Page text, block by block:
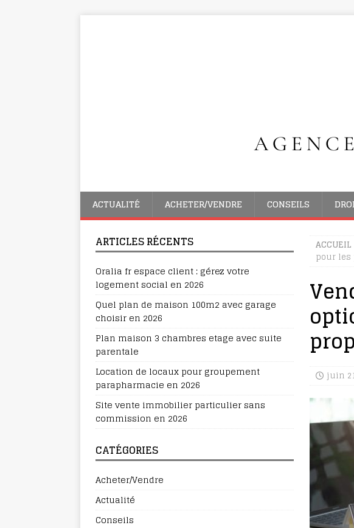
ACTUALITÉ ACHETER/VENDRE CONSEILS
ACCUEIL
pour
juin
ARTICLES RÉCENTS
Oralia fr espace client : gérez votre
logement social en 2026
Quel plan de maison 100m2 avec garage
choisir en 2026
Plan maison 3 chambres etage avec suite
parentale
Location de locaux pour groupement
parapharmacie en 2026
Site vente immobilier particulier sans
commission en 2026
CATÉGORIES
Acheter/Vendre
Actualité
Conseils